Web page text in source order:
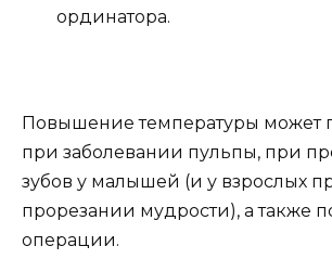
ординатора.
Повышение температуры может
при заболевании пульпы, при
зубов у малышей (и у взрослых
прорезании мудрости), а также
операции.